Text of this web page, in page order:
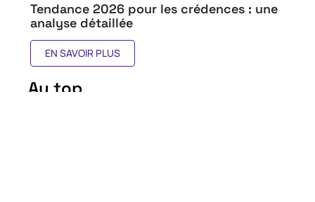
Tendance 2026 pour les crédences : une
analyse détaillée
EN SAVOIR PLUS
Au top